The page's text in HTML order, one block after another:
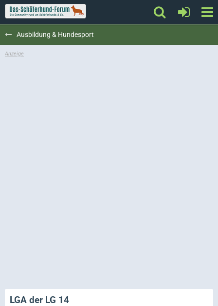
Ausbildung & Hundesport
LGA der LG 14